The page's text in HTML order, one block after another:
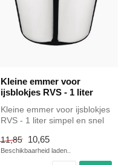
Kleine emmer voor
ijsblokjes RVS - 1 liter
Kleine emmer voor ijsblokjes
RVS - 1 liter simpel en snel
11,85
10,65
Beschikbaarheid laden..